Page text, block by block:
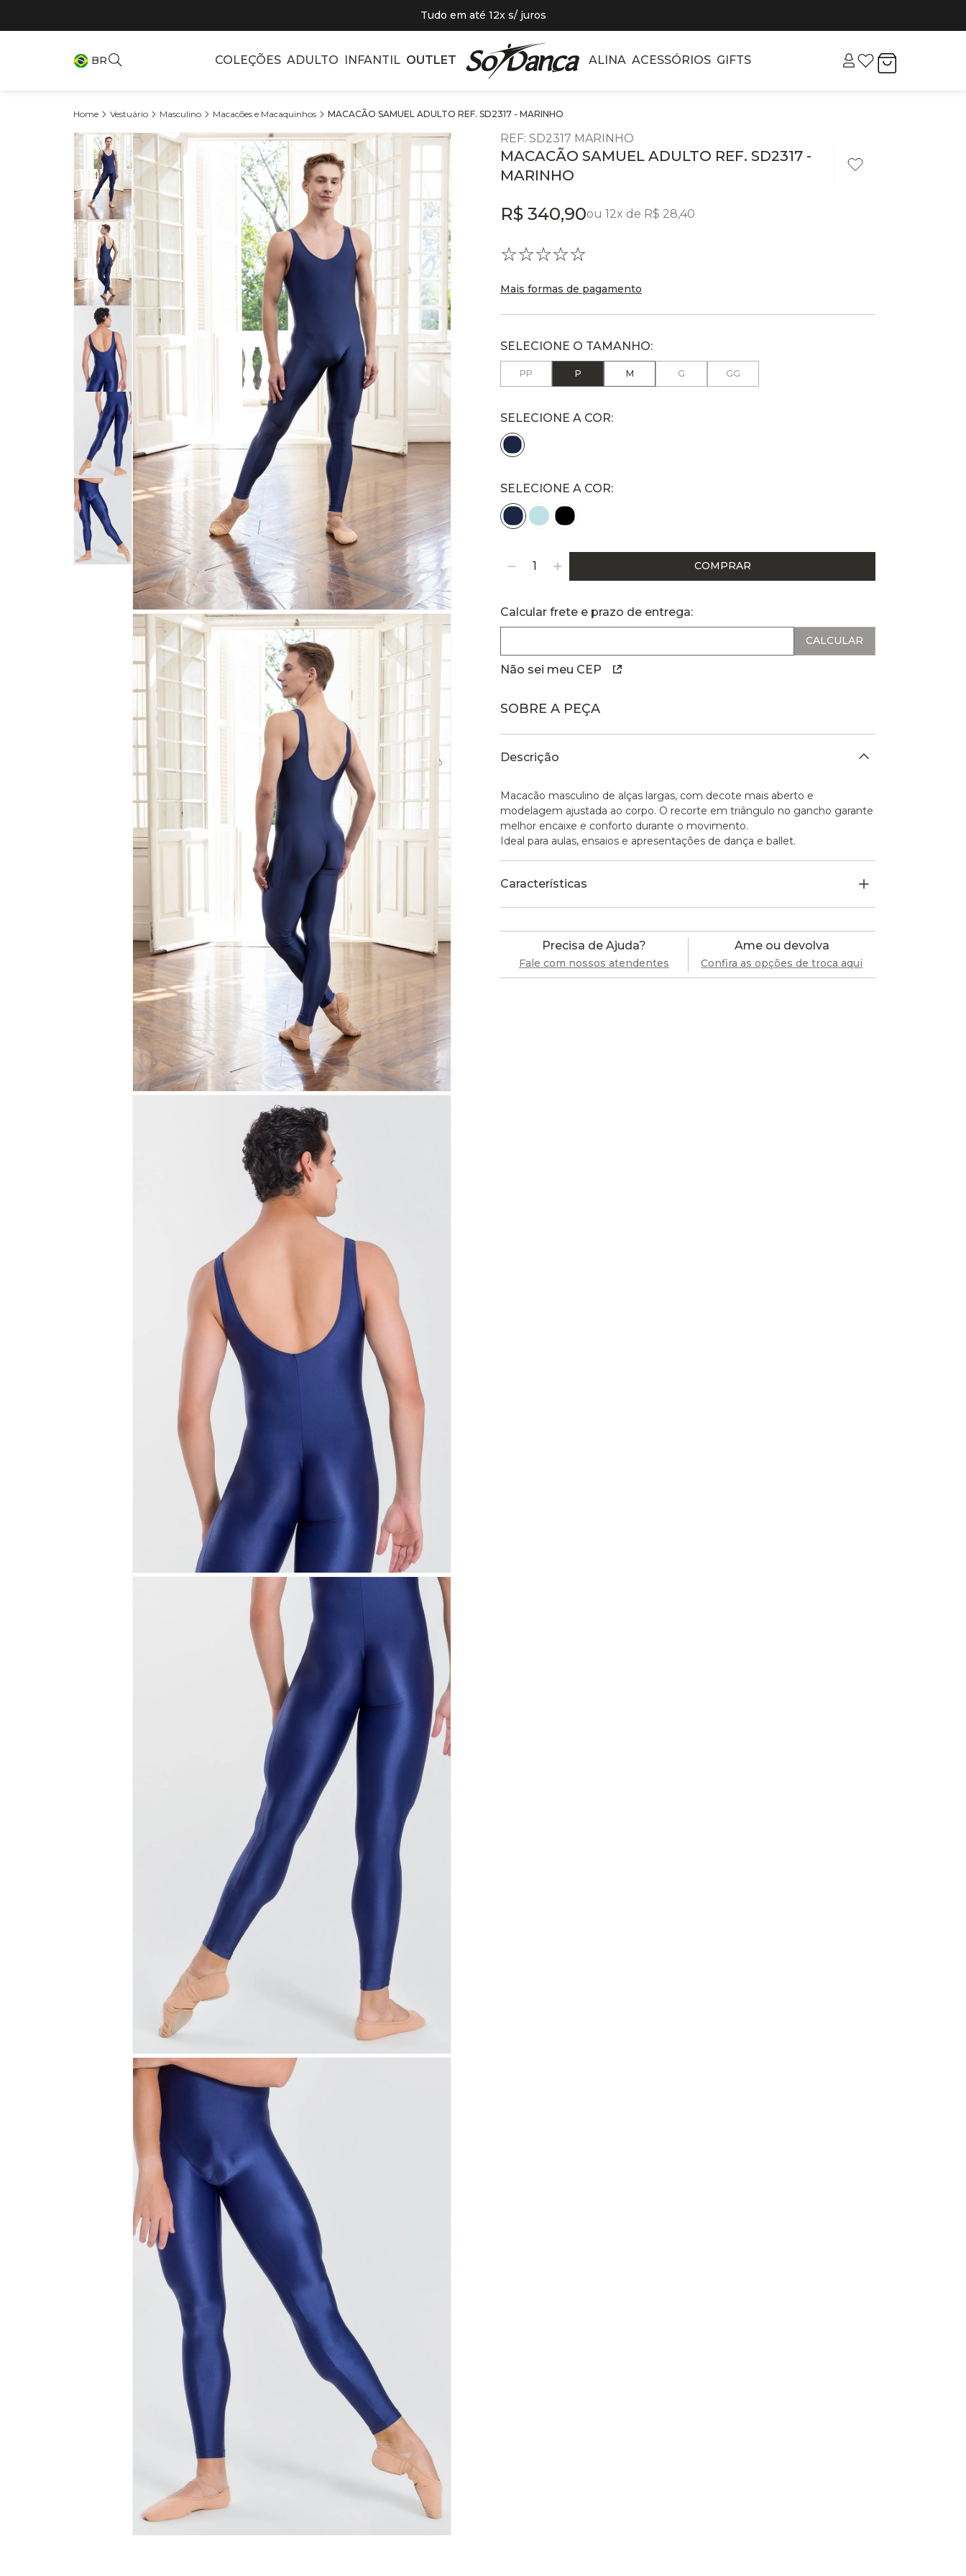
Tudo em até 12x s/ juros
BR COLEÇÕES ADULTO INFANTIL OUTLET ALINA ACESSÓRIOS GIFTS
Vestuário Masculino Macacões e Macaquinhos MACACÃO SAMUEL ADULTO REF. SD2317 - MARINHO
REF: SD2317 MARINHO
MACACÃO SAMUEL ADULTO REF. SD2317 -
MARINHO
R$ 340,90ou 12x de R$ 28,40
☆☆☆☆☆
Mais formas de pagamento
PP P M G GG
SELECIONE A COR:
COMPRAR
Calcular frete e prazo de entrega:
Não sei meu CEP
SOBRE A PEÇA
Descrição
Macacão masculino de alças largas, com decote mais aberto e
modelagem ajustada ao corpo. O recorte em triângulo no gancho garante
melhor encaixe e conforto durante o movimento.
Ideal para aulas, ensaios e apresentações de dança e ballet.
Características
Precisa de Ajuda?
Fale com nossos atendentes
Ame ou devolva
Confira as opções de troca aqui